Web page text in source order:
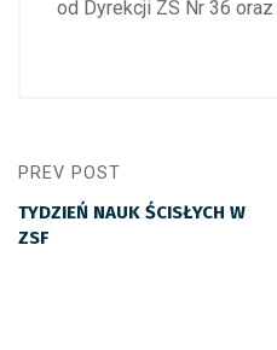
od Dyrekcji ZS Nr 36
PREV POST
TYDZIEŃ NAUK ŚCISŁYCH W
ZSF